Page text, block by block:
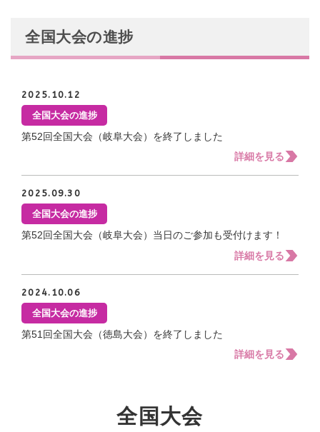
支援のお願い
サポーター
物品などでの支援
時間や労力の提供
会員ログイン
全国大会の進捗
2025.10.12
全国大会の進捗
第52回全国大会（岐阜大会）を終了しました
詳細を見る
2025.09.30
全国大会の進捗
第52回全国大会（岐阜大会）当日のご参加も受付けます！
詳細を見る
2024.10.06
全国大会の進捗
第51回全国大会（徳島大会）を終了しました
詳細を見る
全国大会